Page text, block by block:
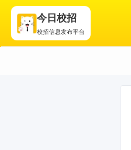
今日校招
校招信息发布平台